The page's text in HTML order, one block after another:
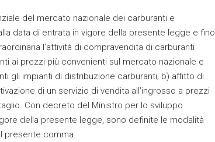
del mercato nazionale dei carburanti e
data di entrata in vigore della presente legge e fino
l’attività di compravendita di carburanti
ai prezzi più convenienti sul mercato nazionale e
gli impianti di distribuzione carburanti; b) affitto di
di un servizio di vendita all’ingrosso a prezzi
Con decreto del Ministro per lo sviluppo
della presente legge, sono definite le modalità
presente comma.